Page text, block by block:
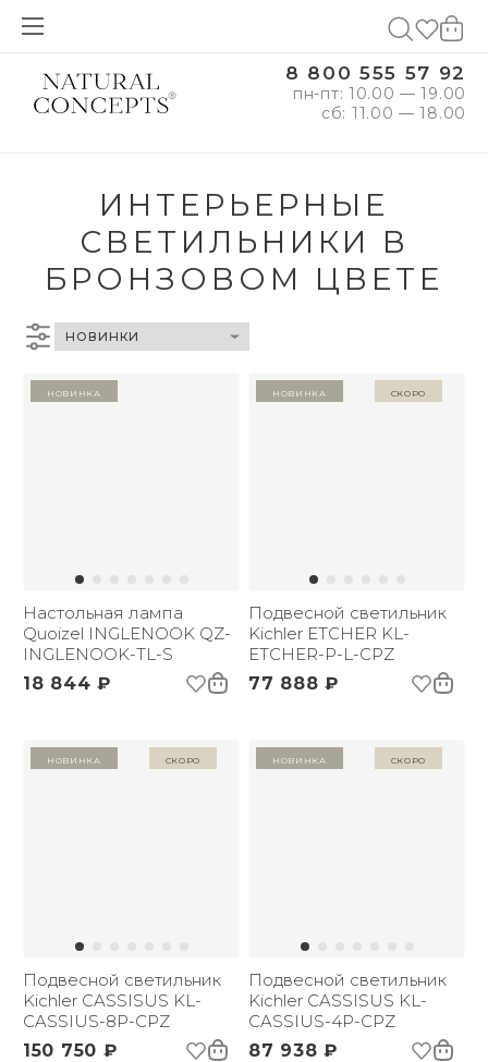
8 800 555 57 92
пн-пт: 10.00 — 19.00
сб: 11.00 — 18.00
ИНТЕРЬЕРНЫЕ
СВЕТИЛЬНИКИ В
БРОНЗОВОМ ЦВЕТЕ
Новинка
Настольная лампа
Quoizel INGLENOOK QZ-
INGLENOOK-TL-S
18 844 ₽
Новинка Скоро
Подвесной светильник
Kichler ETCHER KL-
ETCHER-P-L-CPZ
77 888 ₽
Новинка Скоро
Подвесной светильник
Kichler CASSISUS KL-
CASSIUS-8P-CPZ
150 750 ₽
Новинка Скоро
Подвесной светильник
Kichler CASSISUS KL-
CASSIUS-4P-CPZ
87 938 ₽